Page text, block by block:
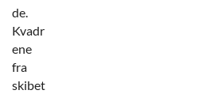
de.
Kvadr
ene
fra
skibet